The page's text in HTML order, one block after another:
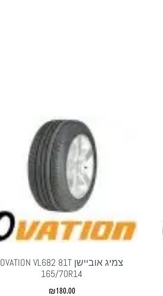
צמיג אוביישן OVATION VL682 81T
165/70R14
₪180.00